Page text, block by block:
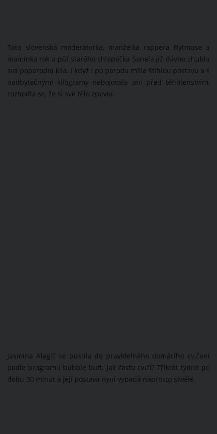
Tato slovenská moderátorka, manželka rappera Rytmuse a
maminka rok a půl starého chlapečka Sanela již dávno zhubla
svá poporodní kila. I když i po porodu měla štíhlou postavu a s
nadbytečnými kilogramy nebojovala ani před těhotenstvím,
rozhodla se, že si své tělo zpevní.
Jasmina Alagič se pustila do pravidelného domácího cvičení
podle programu bubble butt. Jak často cvičí? Třikrát týdně po
dobu 30 minut a její postava nyní vypadá naprosto skvěle.